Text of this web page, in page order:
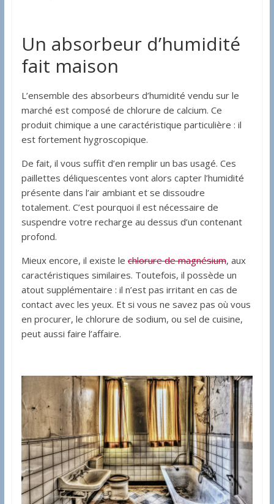
Un absorbeur d’humidité
fait maison
L’ensemble des absorbeurs d’humidité vendu sur le
marché est composé de chlorure de calcium. Ce
produit chimique a une caractéristique particulière : il
est fortement hygroscopique.
De fait, il vous suffit d’en remplir un bas usagé. Ces
paillettes déliquescentes vont alors capter l’humidité
présente dans l’air ambiant et se dissoudre
totalement. C’est pourquoi il est nécessaire de
suspendre votre recharge au dessus d’un contenant
profond.
Mieux encore, il existe lechlorure de magnésium, aux
caractéristiques similaires. Toutefois, il possède un
atout supplémentaire : il n’est pas irritant en cas de
contact avec les yeux. Et si vous ne savez pas où vous
en procurer, le chlorure de sodium, ou sel de cuisine,
peut aussi faire l’affaire.